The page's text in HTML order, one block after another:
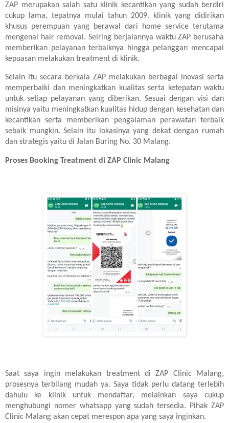
ZAP merupakan salah satu klinik kecantikan yang sudah berdiri
cukup lama, tepatnya mulai tahun 2009. klinik yang didirikan
khusus perempuan yang berawal dari home service terutama
mengenai hair removal. Seiring berjalannya waktu ZAP berusaha
memberikan pelayanan terbaiknya hingga pelanggan mencapai
kepuasan melakukan treatment di klinik.
Selain itu secara berkala ZAP melakukan berbagai inovasi serta
memperbaiki dan meningkatkan kualitas serta ketepatan waktu
untuk setiap pelayanan yang diberikan. Sesuai dengan visi dan
misinya yaitu meningkatkan kualitas hidup dengan kesehatan dan
kecantikan serta memberikan pengalaman perawatan terbaik
sebaik mungkin. Selain itu lokasinya yang dekat dengan rumah
dan strategis yaitu di Jalan Buring No. 30 Malang.
Proses Booking Treatment di ZAP Clinic Malang
Saat saya ingin melakukan treatment di ZAP Clinic Malang,
prosesnya terbilang mudah ya. Saya tidak perlu datang terlebih
dahulu ke klinik untuk mendaftar, melainkan saya cukup
menghubungi nomer whatsapp yang sudah tersedia. Pihak ZAP
Clinic Malang akan cepat merespon apa yang saya inginkan.